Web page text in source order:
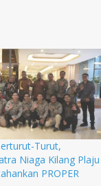
Turut,
Niaga Kilang Plaju
PROPER